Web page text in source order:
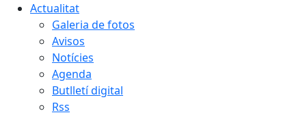
Actualitat
Galeria de fotos
Avisos
Notícies
Agenda
Butlletí digital
Rss